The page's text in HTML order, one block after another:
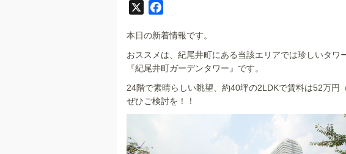
c
e
b
o
本日の新着情報です。
おススメは、紀尾井町にある当該エリアでは珍しいタワ
『紀尾井町ガーデンタワー』です。
24階で素晴らしい眺望、約40坪の2LDKで賃料は52万円
ぜひご検討を！！